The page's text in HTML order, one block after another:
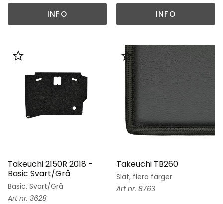
INFO INFO
Takeuchi 2150R 2018 -
Basic Svart/Grå
Basic, Svart/Grå
3628
Lägg till i favoriter
Takeuchi TB260
Slät, flera färger
8763
Lägg till i favoriter